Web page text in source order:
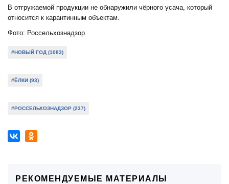
В отгружаемой продукции не обнаружили чёрного усача, который
относится к карантинным объектам.
Фото: Россельхознадзор
#НОВЫЙ ГОД (1083)
#ЁЛКИ (93)
#РОССЕЛЬХОЗНАДЗОР (237)
РЕКОМЕНДУЕМЫЕ МАТЕРИАЛЫ